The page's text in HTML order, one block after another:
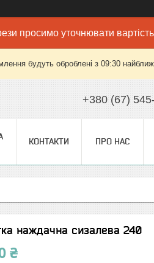
просимо уточнювати вартість
будуть оброблені з 09:30
+380 (67)
КОНТАКТИ ПРО НАС
наждачна сизалева 240
₴